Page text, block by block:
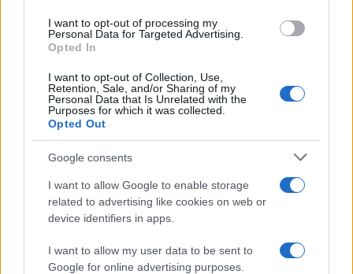
I want to opt-out of processing my
Personal Data for Targeted Advertising.
Opted In
I want to opt-out of Collection, Use,
Retention, Sale, and/or Sharing of my
Personal Data that Is Unrelated with the
Purposes for which it was collected.
Opted Out
Google consents
I want to allow Google to enable storage
related to advertising like cookies on web or
device identifiers in apps.
I want to allow my user data to be sent to
Google for online advertising purposes.
TEMI: Parco Olbia
Scuola Santa Maria
Strada Olbia
Inviaci le tue segnalazioni,
i tuoi video e le tue foto
345 356 7512
Notizie in tempo reale?
Entra nel canale telegram di
GalluraOggi.it